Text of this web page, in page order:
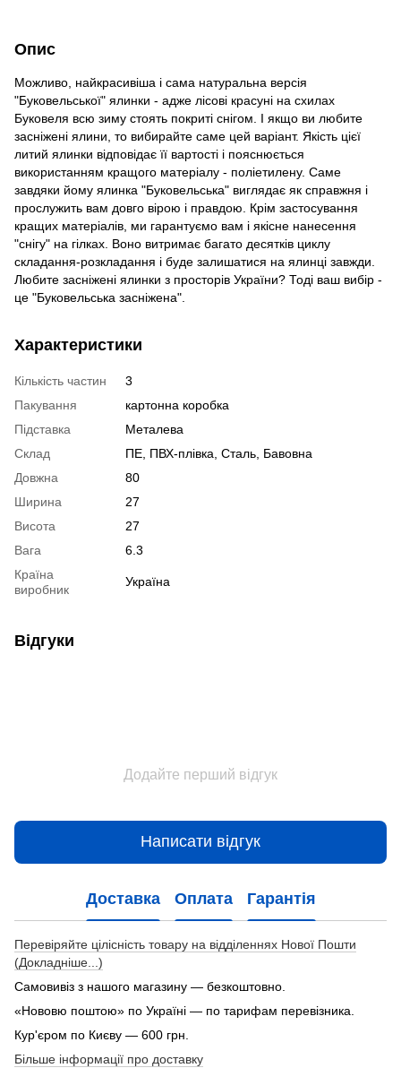
Опис
Можливо, найкрасивіша і сама натуральна версія
"Буковельської" ялинки - адже лісові красуні на схилах
Буковеля всю зиму стоять покриті снігом. І якщо ви любите
засніжені ялини, то вибирайте саме цей варіант. Якість цієї
литий ялинки відповідає її вартості і пояснюється
використанням кращого матеріалу - поліетилену. Саме
завдяки йому ялинка "Буковельська" виглядає як справжня і
прослужить вам довго вірою і правдою. Крім застосування
кращих матеріалів, ми гарантуємо вам і якісне нанесення
"снігу" на гілках. Воно витримає багато десятків циклу
складання-розкладання і буде залишатися на ялинці завжди.
Любите засніжені ялинки з просторів України? Тоді ваш вибір -
це "Буковельська засніжена".
Характеристики
Кількість частин
3
Пакування
картонна коробка
Підставка
Металева
Склад
ПЕ, ПВХ-плівка, Сталь, Бавовна
Довжна
80
Ширина
27
Висота
27
Вага
6.3
Країна
виробник
Україна
Відгуки
Додайте перший відгук
Написати відгук
Доставка Оплата Гарантія
Перевіряйте цілісність товару на відділеннях Нової Пошти
(Докладніше...)
Самовивіз з нашого магазину — безкоштовно.
«Нововю поштою» по Україні — по тарифам перевізника.
Кур'єром по Києву — 600 грн.
Більше інформації про доставку